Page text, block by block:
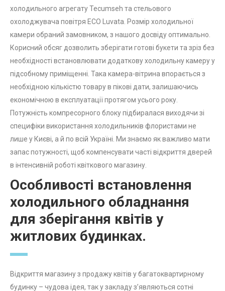
холодильного агрегату Tecumseh та стельового
охолоджувача повітря ECO Luvata. Розмір холодильної
камери обраний замовником, з нашого досвіду оптимально.
Корисний обсяг дозволить зберігати готові букети та зріз без
необхідності встановлювати додаткову холодильну камеру у
підсобному приміщенні. Така камера-вітрина впорається з
необхідною кількістю товару в пікові дати, залишаючись
економічною в експлуатації протягом усього року.
Потужність компресорного блоку підбиралася виходячи зі
специфіки використання холодильників флористами не
лише у Києві, а й по всій Україні. Ми знаємо як важливо мати
запас потужності, щоб компенсувати часті відкриття дверей
в інтенсивній роботі квіткового магазину.
Особливості встановлення
холодильного обладнання
для зберігання квітів у
житлових будинках.
Відкриття магазину з продажу квітів у багатоквартирному
будинку – чудова ідея, так у закладу з’являються сотні